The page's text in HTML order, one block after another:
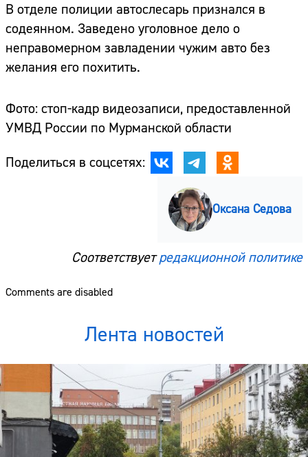
В отделе полиции автослесарь признался в
содеянном. Заведено уголовное дело о
неправомерном завладении чужим авто без
желания его похитить.
Фото: стоп-кадр видеозаписи, предоставленной
УМВД России по Мурманской области
Поделиться в соцсетях:
Оксана Седова
Соответствуетредакционной политике
Comments are disabled
Лента новостей